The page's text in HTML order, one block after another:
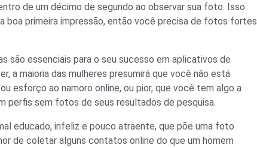
de um décimo de segundo ao observar sua foto. Isso
boa primeira impressão, então você precisa de fotos fortes
são essenciais para o seu sucesso em aplicativos de
a maioria das mulheres presumirá que você não está
esforço ao namoro online, ou pior, que você tem algo a
perfis sem fotos de seus resultados de pesquisa.
educado, infeliz e pouco atraente, que põe uma foto
de coletar alguns contatos online do que um homem